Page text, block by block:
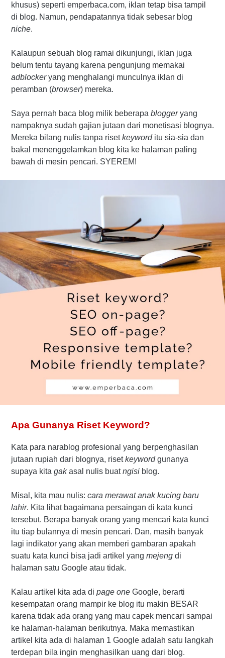
khusus) seperti emperbaca.com, iklan tetap bisa tampil
di blog. Namun, pendapatannya tidak sebesar blog
niche.
Kalaupun sebuah blog ramai dikunjungi, iklan juga
belum tentu tayang karena pengunjung memakai
adblockeryang menghalangi munculnya iklan di
peramban (browser) mereka.
Saya pernah baca blog milik beberapa bloggeryang
nampaknya sudah gajian jutaan dari monetisasi blognya.
Mereka bilang nulis tanpa risetkeyword itu sia-sia dan
bakal menenggelamkan blog kita ke halaman paling
bawah di mesin pencari. SYEREM!
Apa Gunanya Riset Keyword?
Kata para narablog profesional yang berpenghasilan
jutaan rupiah dari blognya, risetkeywordgunanya
supaya kita gakasal nulis buatngisi blog.
Misal, kita mau nulis: cara merawat anak kucing baru
lahir. Kita lihat bagaimana persaingan di kata kunci
tersebut. Berapa banyak orang yang mencari kata kunci
itu tiap bulannya di mesin pencari. Dan, masih banyak
lagi indikator yang akan memberi gambaran apakah
suatu kata kunci bisa jadi artikel yang mejeng di
halaman satu Google atau tidak.
Kalau artikel kita ada di page one Google, berarti
kesempatan orang mampir ke blog itu makin BESAR
karena tidak ada orang yang mau capek mencari sampai
ke halaman-halaman berikutnya. Maka memastikan
artikel kita ada di halaman 1 Google adalah satu langkah
terdepan bila ingin menghasilkan uang dari blog.